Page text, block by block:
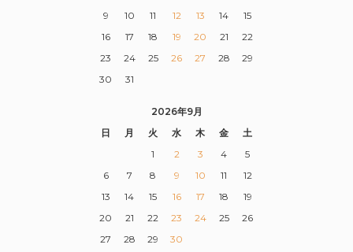
9
10 11 12 13 14
15
16
17 18 19 20 21
22
23
24 25 26 27 28
29
30
31
2026年9月
日
月 火 水 木 金
土
1
2 3 4
5
6
7 8 9 10 11
12
13
14 15 16 17 18
19
20
21 22 23 24 25
26
27
28 29 30